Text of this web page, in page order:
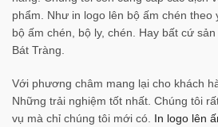
phẩm. Như in logo lên bộ ấm chén theo
bộ ấm chén, bộ ly, chén. Hay bất cứ
Bát Tràng.
Với phương châm mang lại cho khách
Những trải nghiệm tốt nhất. Chúng tôi
vụ mà chỉ chúng tôi mới có. In logo lên